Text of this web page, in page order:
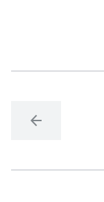
arrow_back